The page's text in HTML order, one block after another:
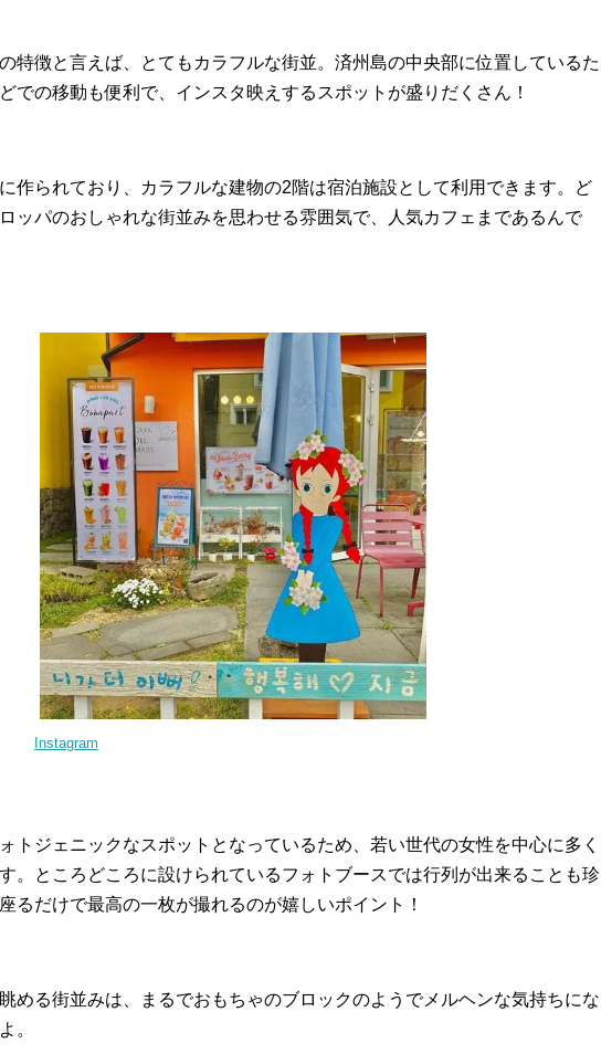
特徴と言えば、とてもカラフルな街並。済州島の中央部に位置しているた
での移動も便利で、インスタ映えするスポットが盛りだくさん！
作られており、カラフルな建物の2階は宿泊施設として利用できます。ど
ッパのおしゃれな街並みを思わせる雰囲気で、人気カフェまであるんで
Instagram
トジェニックなスポットとなっているため、若い世代の女性を中心に多く
。ところどころに設けられているフォトブースでは行列が出来ることも珍
るだけで最高の一枚が撮れるのが嬉しいポイント！
める街並みは、まるでおもちゃのブロックのようでメルヘンな気持ちにな
。